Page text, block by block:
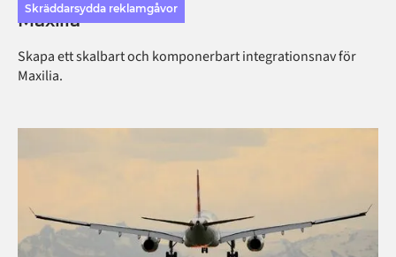
Skräddarsydda reklamgåvor
Maxilia
Skapa ett skalbart och komponerbart integrationsnav för
Maxilia.